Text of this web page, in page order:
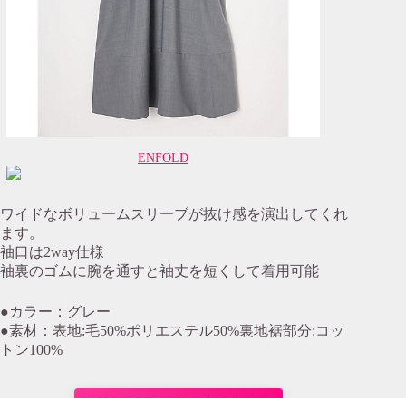
ENFOLD
ワイドなボリュームスリーブが抜け感を演出してくれ
ます。
袖口は2way仕様
袖裏のゴムに腕を通すと袖丈を短くして着用可能
●カラー：グレー
●素材：表地:毛50%ポリエステル50%裏地裾部分:コッ
トン100%